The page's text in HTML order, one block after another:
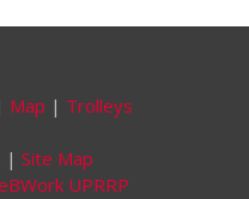
Map | Trolleys
| Site Map
UPRRP